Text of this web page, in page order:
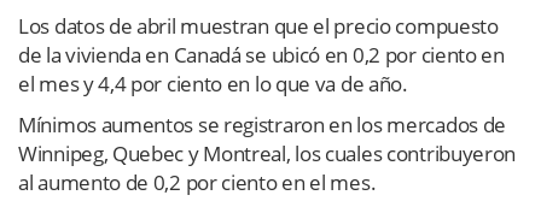
Los datos de abril muestran que el precio compuesto
de la vivienda en Canadá se ubicó en 0,2 por ciento en
el mes y 4,4 por ciento en lo que va de año.
Mínimos aumentos se registraron en los mercados de
Winnipeg, Quebec y Montreal, los cuales contribuyeron
al aumento de 0,2 por ciento en el mes.